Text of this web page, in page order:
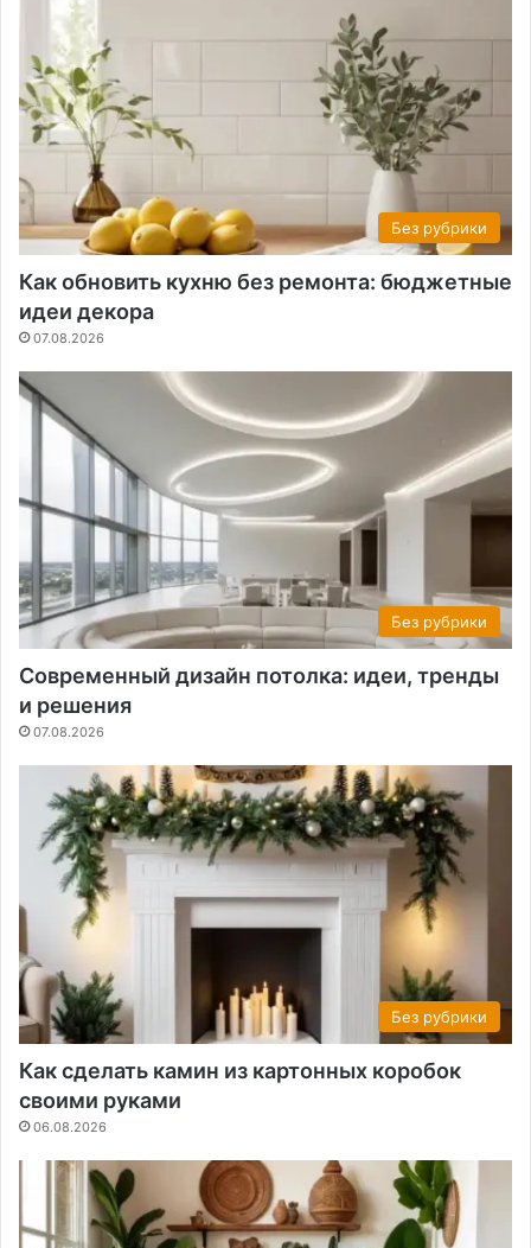
Без рубрики
Как обновить кухню без ремонта: бюджетные
идеи декора
07.08.2026
Без рубрики
Современный дизайн потолка: идеи, тренды
и решения
07.08.2026
Без рубрики
Как сделать камин из картонных коробок
своими руками
06.08.2026